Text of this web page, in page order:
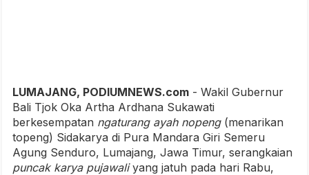
LUMAJANG, PODIUMNEWS.com - Wakil Gubernur
Bali Tjok Oka Artha Ardhana Sukawati
berkesempatan ngaturang ayah nopeng(menarikan
topeng) Sidakarya di Pura Mandara Giri Semeru
Agung Senduro, Lumajang, Jawa Timur, serangkaian
puncak karya pujawaliyang jatuh pada hari Rabu,